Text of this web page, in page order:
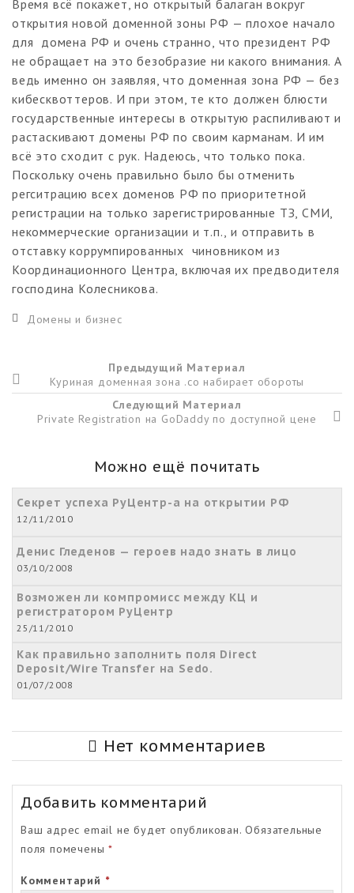
Время всё покажет, но открытый балаган вокруг
открытия новой доменной зоны РФ — плохое начало
для домена РФ и очень странно, что президент РФ
не обращает на это безобразие ни какого внимания. А
ведь именно он заявляя, что доменная зона РФ — без
кибесквоттеров. И при этом, те кто должен блюсти
государственные интересы в открытую распиливают и
растаскивают домены РФ по своим карманам. И им
всё это сходит с рук. Надеюсь, что только пока.
Поскольку очень правильно было бы отменить
регситрацию всех доменов РФ по приоритетной
регистрации на только зарегистрированные ТЗ, СМИ,
некоммерческие организации и т.п., и отправить в
отставку коррумпированных чиновником из
Координационного Центра, включая их предводителя
господина Колесникова.
Домены и бизнес
Предыдущий Материал
Куриная доменная зона .co набирает обороты
Следующий Материал
Private Registration на GoDaddy по доступной цене
Можно ещё почитать
Секрет успеха РуЦентр-а на открытии РФ
12/11/2010
Денис Гледенов — героев надо знать в лицо
03/10/2008
Возможен ли компромисс между КЦ и
регистратором РуЦентр
25/11/2010
Как правильно заполнить поля Direct
Deposit/Wire Transfer на Sedo.
01/07/2008
Нет комментариев
Добавить комментарий
Ваш адрес email не будет опубликован. Обязательные
поля помечены*
Комментарий *